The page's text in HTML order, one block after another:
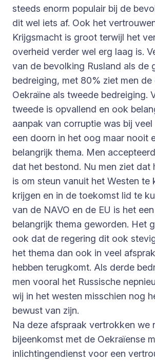
steeds enorm populair bij de
dit wel iets af. Ook het
Krijgsmacht is groot terwijl het
overheid verder wel erg laag is.
van de bevolking Rusland als de
bedreiging, met 80% ziet men de
Oekraïne als tweede bedreiging.
tweede is opvallend en ook
aanpak van corruptie was bij
een doorn in het oog maar nooit
belangrijk thema. Men
dat het bestond. Nu men ziet dat
is om steun vanuit het Westen te
krijgen en in de toekomst lid te
van de NAVO en de EU is het
belangrijk thema geworden. Het
ook dat de regering dit ook
het thema dan ook in veel
hebben terugkomt. Als derde
men vooral het Russische
wij in het westen misschien nog
bewust van zijn.
Na deze afspraak vertrokken we
bijeenkomst met de Oekraïense
inlichtingendienst voor een